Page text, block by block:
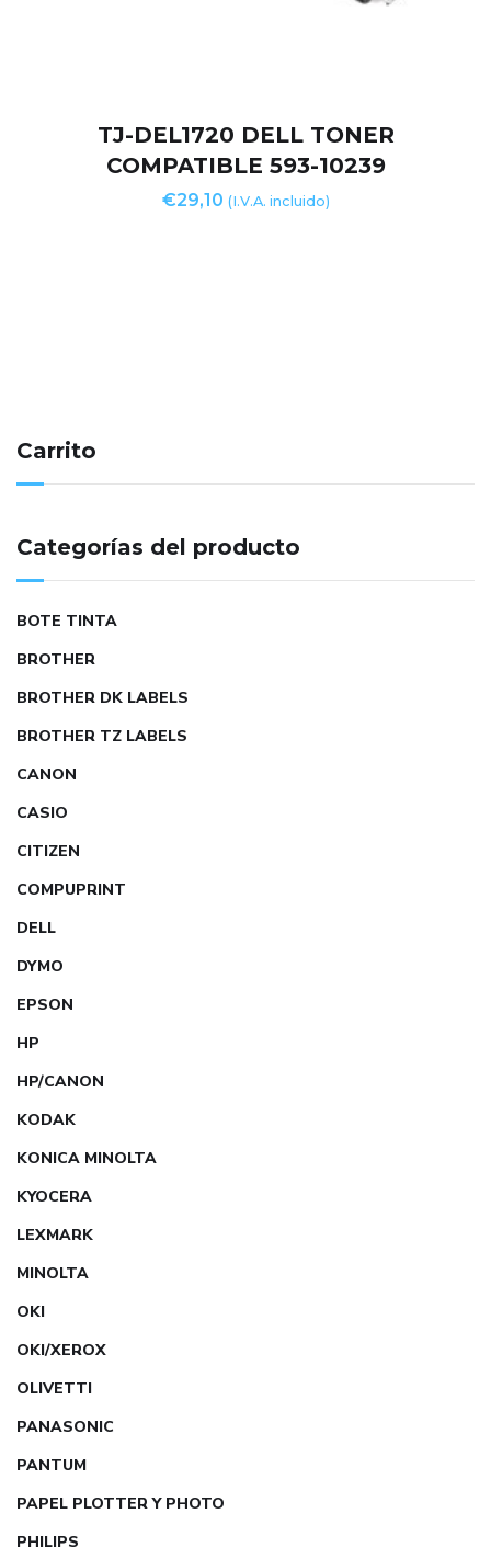
TJ-DEL1720 DELL TONER
COMPATIBLE 593-10239
€29,10 (I.V.A. incluido)
Carrito
Categorías del producto
BOTE TINTA
BROTHER
BROTHER DK LABELS
BROTHER TZ LABELS
CANON
CASIO
CITIZEN
COMPUPRINT
DELL
DYMO
EPSON
HP
HP/CANON
KODAK
KONICA MINOLTA
KYOCERA
LEXMARK
MINOLTA
OKI
OKI/XEROX
OLIVETTI
PANASONIC
PANTUM
PAPEL PLOTTER Y PHOTO
PHILIPS